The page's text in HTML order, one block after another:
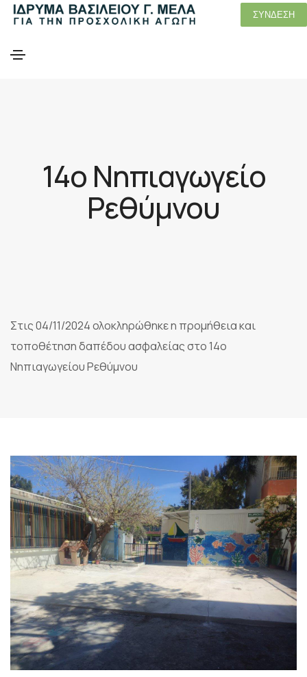
ΣΥΝΔΕΣΗ
14ο Νηπιαγωγείο
Ρεθύμνου
Στις 04/11/2024 ολοκληρώθηκε η προμήθεια και
τοποθέτηση δαπέδου ασφαλείας στο 14ο
Νηπιαγωγείου Ρεθύμνου